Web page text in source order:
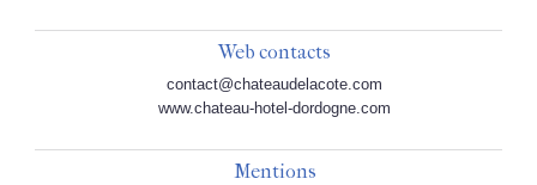
Web contacts
contact@chateaudelacote.com
www.chateau-hotel-dordogne.com
Mentions